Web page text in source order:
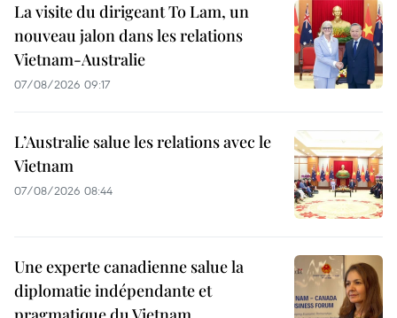
La visite du dirigeant To Lam, un
nouveau jalon dans les relations
Vietnam-Australie
07/08/2026 09:17
L’Australie salue les relations avec le
Vietnam
07/08/2026 08:44
Une experte canadienne salue la
diplomatie indépendante et